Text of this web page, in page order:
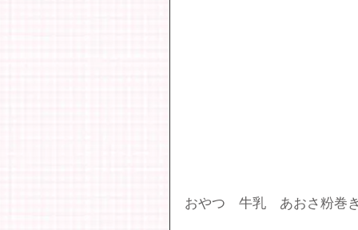
おやつ　牛乳　あおさ粉巻